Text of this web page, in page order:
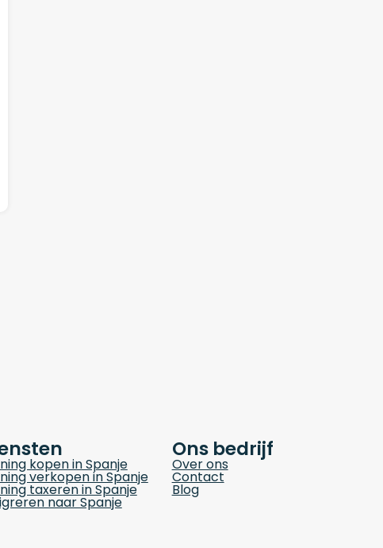
kopen in Spanje
verkopen in Spanje
taxeren in Spanje
naar Spanje
Ons bedrijf
Over ons
Contact
Blog